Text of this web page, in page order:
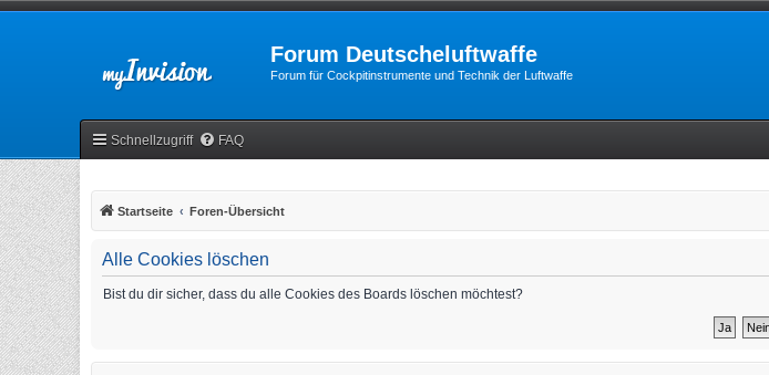
Forum Deutscheluftwaffe
Forum für Cockpitinstrumente und Technik der Luftwaffe
Schnellzugriff FAQ
Startseite Foren-Übersicht
Alle Cookies löschen
Bist du dir sicher, dass du alle Cookies des Boards löschen möchtest?